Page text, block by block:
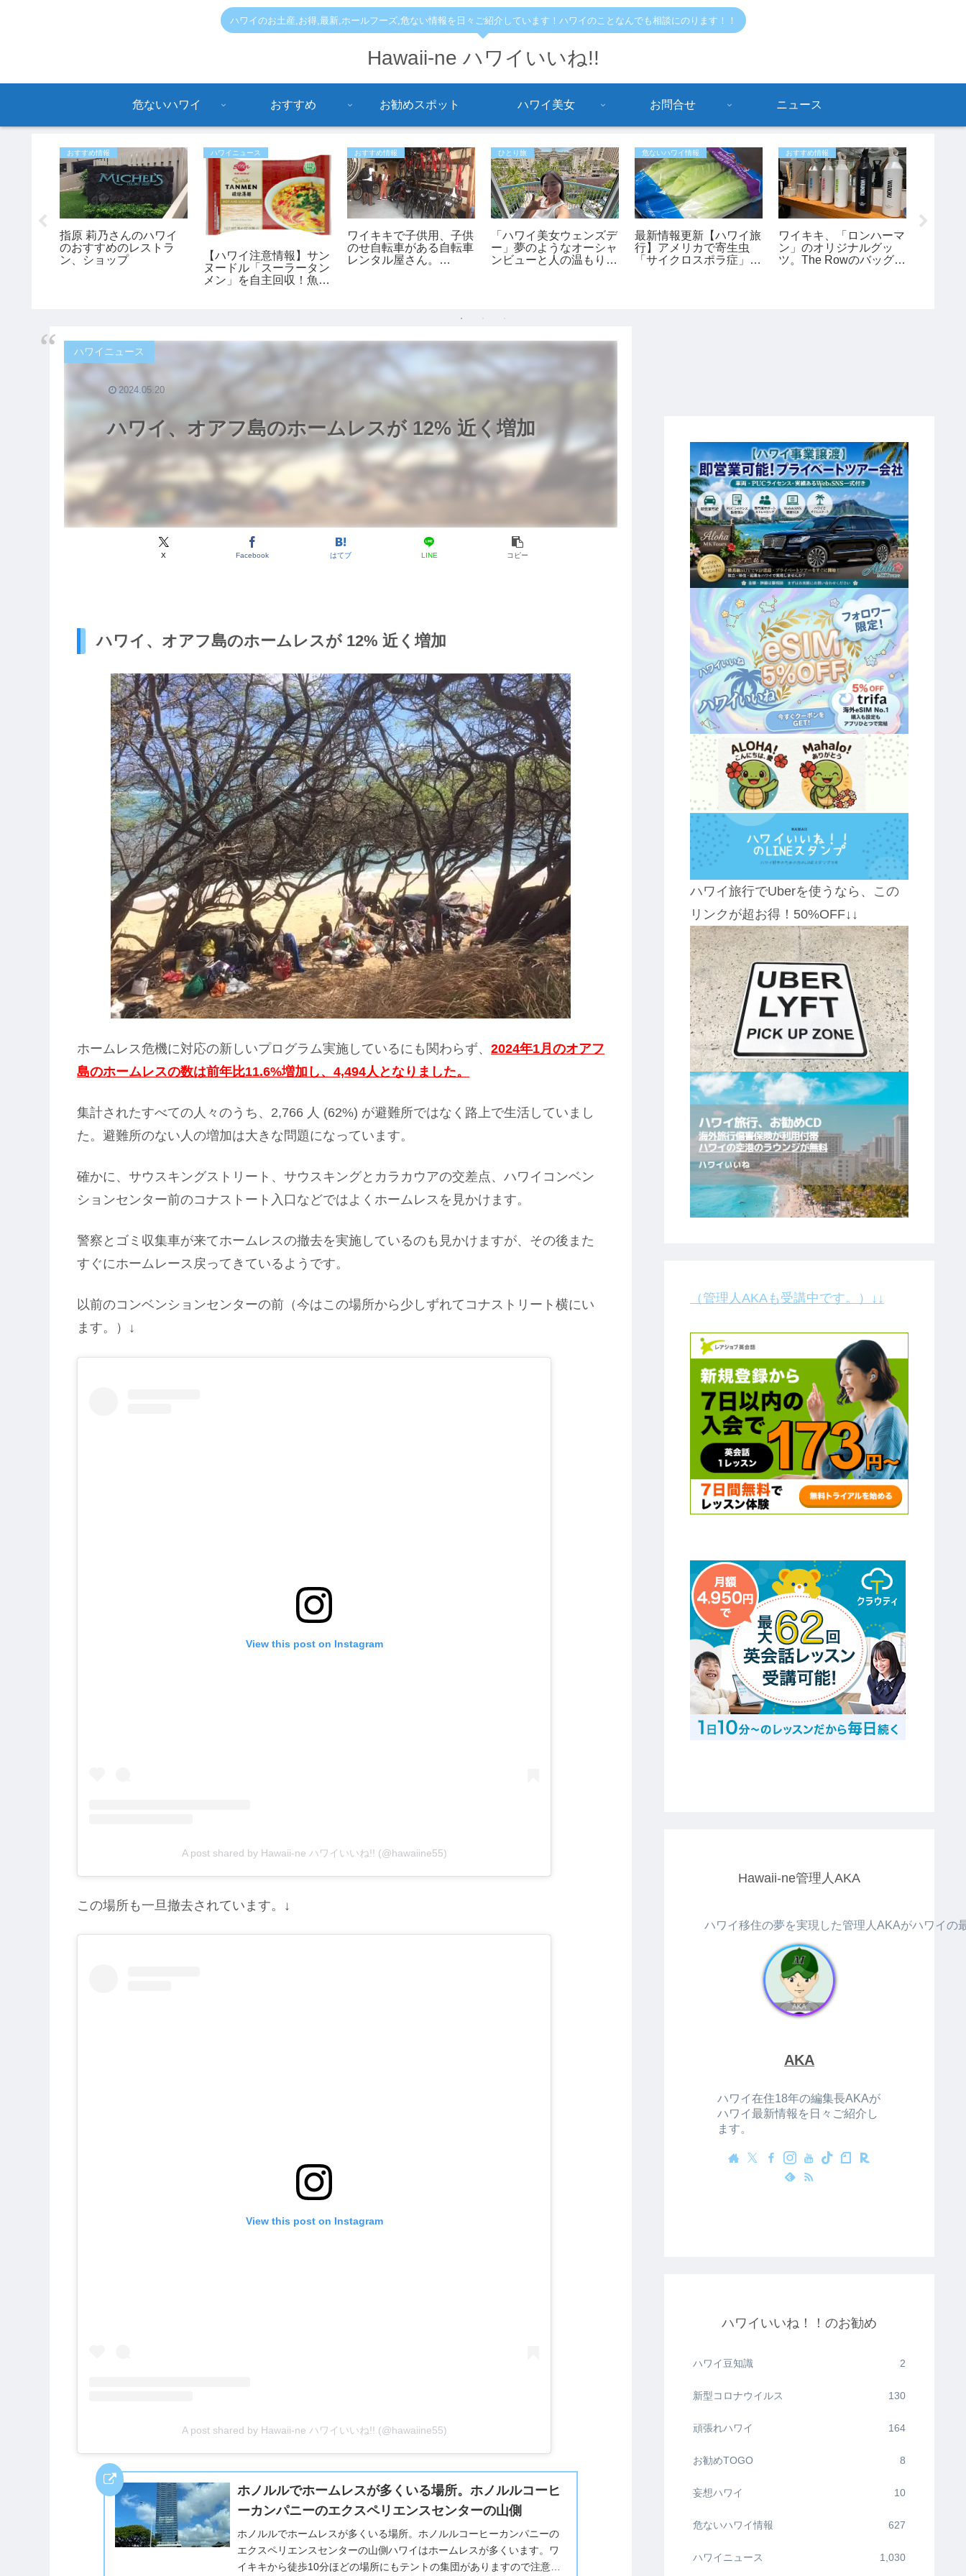
ハワイのお土産,お得,最新,ホールフーズ,危ない情報を日々ご紹介しています！ハワイのことなんでも相談にのります！！
Hawaii-ne ハワイいいね!!
危ないハワイ おすすめ お勧めスポット ハワイ美女 お問合せ ニュース
おすすめ情報
指原 莉乃さんのハワイ
のおすすめのレストラ
ン、ショップ
ハワイニュース
【ハワイ注意情報】サン
ヌードル「スーラータン
メン」を自主回収！魚ア
おすすめ情報
ワイキキで子供用、子供
のせ自転車がある自転車
レンタル屋さん。
ひとり旅
「ハワイ美女ウェンズデ
ー」夢のようなオーシャ
ンビューと人の温もりに
危ないハワイ情報
最新情報更新【ハワイ旅
行】アメリカで寄生虫
「サイクロスポラ症」が
おすすめ情報
ワイキキ、「ロンハーマ
ン」のオリジナルグッ
ツ。The Rowのバッグも
ハワイ、オアフ島のホームレスが 12% 近く増加
ハワイニュース
X Facebook はてブ LINE コピー
2024.05.20
ハワイ、オアフ島のホームレスが 12% 近く増加
ホームレス危機に対応の新しいプログラム実施しているにも関わらず、 2024年1月のオアフ
島のホームレスの数は前年比11.6%増加し、4,494人となりました。
集計されたすべての人々のうち、2,766 人 (62%) が避難所ではなく路上で生活していまし
た。避難所のない人の増加は大きな問題になっています。
確かに、サウスキングストリート、サウスキングとカラカウアの交差点、ハワイコンベン
ションセンター前のコナストート入口などではよくホームレスを見かけます。
警察とゴミ収集車が来てホームレスの撤去を実施しているのも見かけますが、その後また
すぐにホームレース戻ってきているようです。
以前のコンベンションセンターの前（今はこの場所から少しずれてコナストリート横にい
ます。）↓
View this post on Instagram
A post shared by Hawaii-ne ハワイいいね!! (@hawaiine55)
この場所も一旦撤去されています。↓
View this post on Instagram
A post shared by Hawaii-ne ハワイいいね!! (@hawaiine55)
ホノルルでホームレスが多くいる場所。ホノルルコーヒ
ーカンパニーのエクスペリエンスセンターの山側
ホノルルでホームレスが多くいる場所。ホノルルコーヒーカンパニーの
エクスペリエンスセンターの山側ハワイはホームレスが多くいます。ワ
イキキから徒歩10分ほどの場所にもテントの集団がありますので注意し
ハワイ旅行でUberを使うなら、この
リンクが超お得！50%OFF↓↓
（管理人AKAも受講中です。）↓↓
Hawaii-ne管理人AKA
ハワイ移住の夢を実現した管理人AKAがハワイの
AKA
ハワイ在住18年の編集長AKAが
ハワイ最新情報を日々ご紹介し
ます。
ハワイいいね！！のお勧め
ハワイ豆知識 2
新型コロナウイルス 130
頑張れハワイ 164
お勧めTOGO 8
妄想ハワイ 10
危ないハワイ情報 627
ハワイニュース 1,030